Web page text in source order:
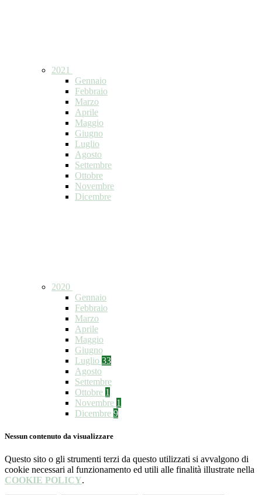
2021
Gennaio
Febbraio
Marzo
Aprile
Maggio
Giugno
Luglio
Agosto
Settembre
Ottobre
Novembre
Dicembre
2020
Gennaio
Febbraio
Marzo
Aprile
Maggio
Giugno
Luglio 33
Agosto
Settembre
Ottobre 1
Novembre 1
Dicembre 9
Nessun contenuto da visualizzare
Questo sito o gli strumenti terzi da questo utilizzati si avvalgono di
cookie necessari al funzionamento ed utili alle finalità illustrate nella
COOKIE POLICY.